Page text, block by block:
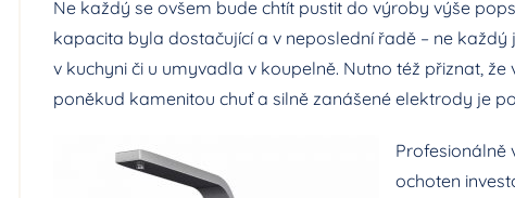
Ne každý se ovšem bude chtít pustit do výroby výše
kapacita byla dostačující a v neposlední řadě – ne
v kuchyni či u umyvadla v koupelně. Nutno též přiznat,
poněkud kamenitou chuť a silně zanášené elektrody je
Profesionálně
ochoten